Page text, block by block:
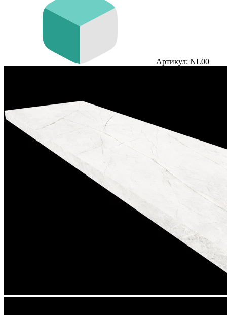
Артикул: NL00